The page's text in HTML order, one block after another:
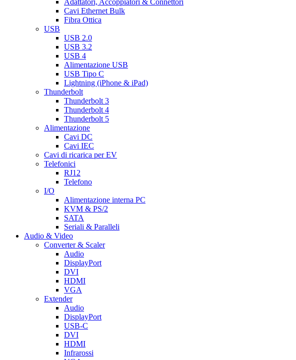
Adattatori, Accoppiatori & Connettori
Cavi Ethernet Bulk
Fibra Ottica
USB
USB 2.0
USB 3.2
USB 4
Alimentazione USB
USB Tipo C
Lightning (iPhone & iPad)
Thunderbolt
Thunderbolt 3
Thunderbolt 4
Thunderbolt 5
Alimentazione
Cavi DC
Cavi IEC
Cavi di ricarica per EV
Telefonici
RJ12
Telefono
I/O
Alimentazione interna PC
KVM & PS/2
SATA
Seriali & Paralleli
Audio & Video
Converter & Scaler
Audio
DisplayPort
DVI
HDMI
VGA
Extender
Audio
DisplayPort
USB-C
DVI
HDMI
Infrarossi